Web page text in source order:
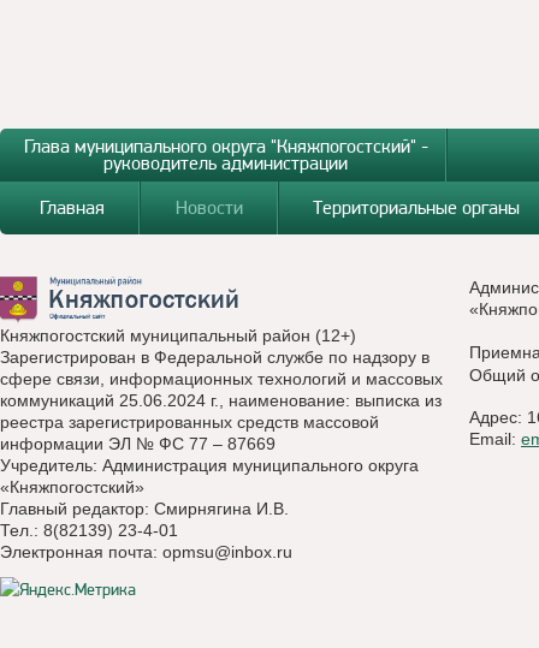
Глава муниципального округа "Княжпогостский" -
руководитель администрации
Главная
Новости Территориальные органы
Княжпогостский муниципальный район (12+)
Зарегистрирован в Федеральной службе по надзору в
сфере связи, информационных технологий и массовых
коммуникаций 25.06.2024 г., наименование: выписка из
реестра зарегистрированных средств массовой
информации ЭЛ № ФС 77 – 87669
Учредитель: Администрация муниципального округа
«Княжпогостский»
Главный редактор: Смирнягина И.В.
Тел.: 8(82139) 23-4-01
Электронная почта: opmsu@inbox.ru
Общий
Адрес:
Email: